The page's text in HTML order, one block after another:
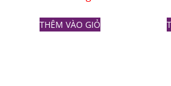
THÊM VÀO GIỎ